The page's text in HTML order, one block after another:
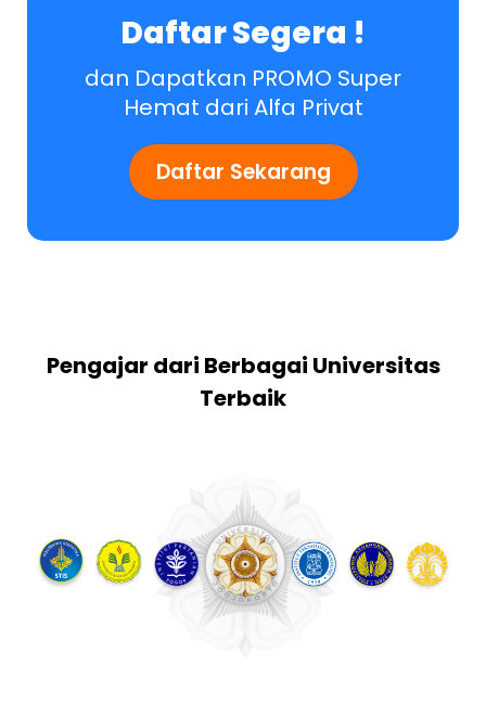
Daftar Segera !
dan Dapatkan PROMO Super
Hemat dari Alfa Privat
Daftar Sekarang
Pengajar dari Berbagai Universitas
Terbaik